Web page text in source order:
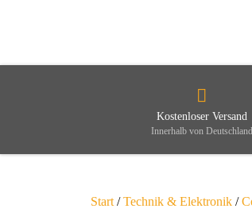
Kostenloser Versand
Innerhalb von Deutschland
Start /Technik & Elektronik /